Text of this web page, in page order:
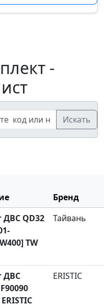
-
Искать
Бренд
QD32
TW
Тайвань
ДВС
ERISTIC